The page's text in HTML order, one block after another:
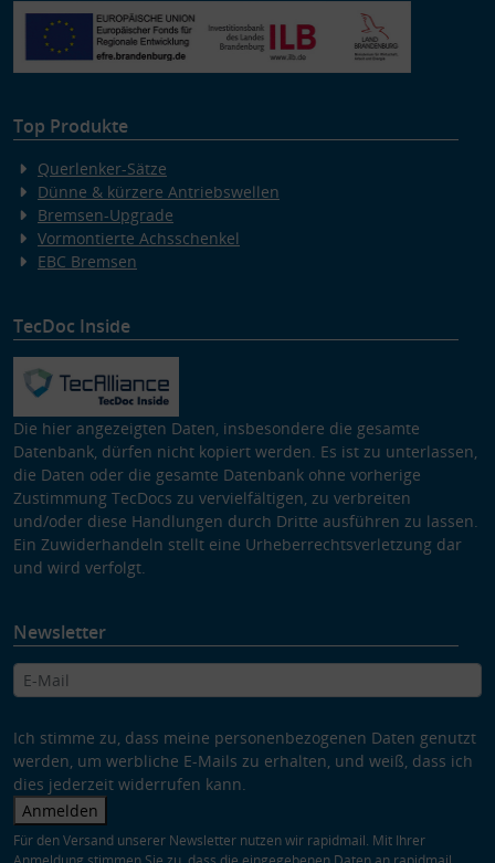
Top Produkte
Querlenker-Sätze
Dünne & kürzere Antriebswellen
Bremsen-Upgrade
Vormontierte Achsschenkel
EBC Bremsen
TecDoc Inside
Die hier angezeigten Daten, insbesondere die gesamte
Datenbank, dürfen nicht kopiert werden. Es ist zu unterlassen,
die Daten oder die gesamte Datenbank ohne vorherige
Zustimmung TecDocs zu vervielfältigen, zu verbreiten
und/oder diese Handlungen durch Dritte ausführen zu lassen.
Ein Zuwiderhandeln stellt eine Urheberrechtsverletzung dar
und wird verfolgt.
Newsletter
Ich stimme zu, dass meine personenbezogenen Daten genutzt
werden, um werbliche E-Mails zu erhalten, und weiß, dass ich
dies jederzeit widerrufen kann.
Anmelden
Für den Versand unserer Newsletter nutzen wir rapidmail. Mit Ihrer